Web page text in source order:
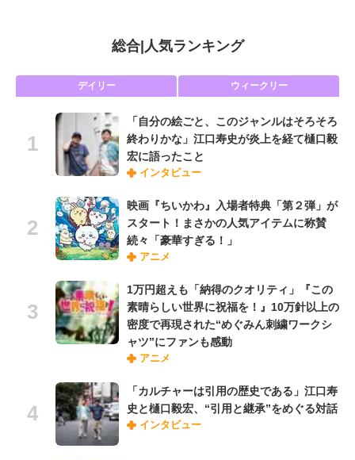
総合| 人気ランキング
デイリー ウィークリー
「自分の絵ごと、このジャンルはそろそろ
終わりかな」江口寿史が炎上を経て樋口毅
宏に語ったこと
インタビュー
映画『ちいかわ』入場者特典「第２弾」が
スタート！まさかの人気アイテムに称賛
続々「豪華すぎる！」
アニメ
1万円超えも「納得のクオリティ」『この
素晴らしい世界に祝福を！』10万針以上の
密度で再現された“めぐみん刺繍ワークシ
ャツ”にファンも感動
アニメ
「カルチャーは引用の歴史である」江口寿
史と樋口毅宏、“引用と継承”をめぐる対話
インタビュー